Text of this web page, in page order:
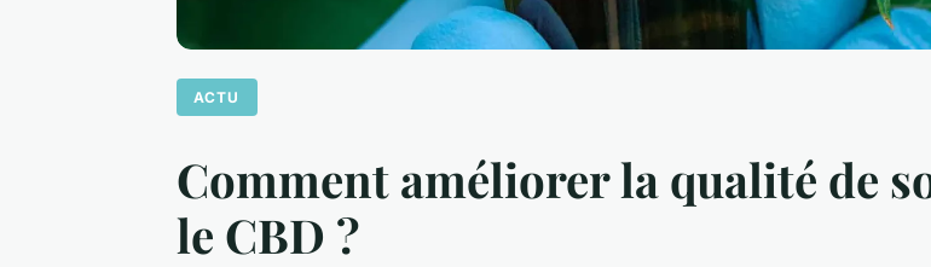
ACTU
Comment améliorer la qualité de
le CBD ?